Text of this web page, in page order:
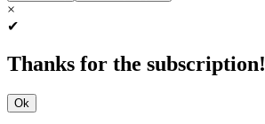
×
✔
Thanks for the subscription!
Ok